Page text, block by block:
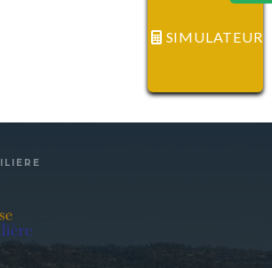
SIMULATEUR